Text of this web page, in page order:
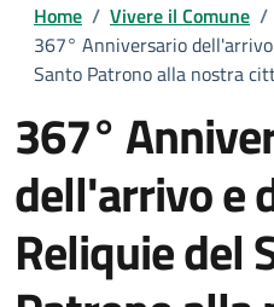
Home / Vivere il Comune /
367° Anniversario
Santo Patrono alla nostra
367°
dell'arrivo e
Reliquie del